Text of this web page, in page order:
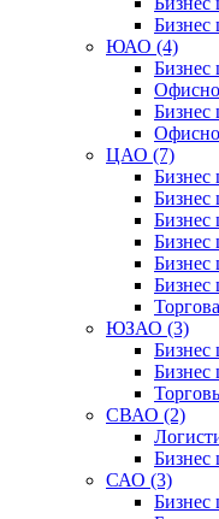
Бизнес
ЮАО (4)
Бизнес
ЦАО (7)
Бизнес
Бизнес
Бизнес
Бизнес
ЮЗАО (3)
Бизнес
Бизнес
СВАО (2)
Бизнес
САО (3)
Бизнес